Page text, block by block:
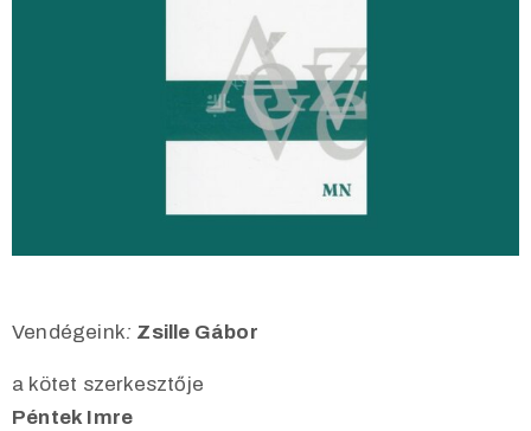
Vendégeink: Zsille Gábor
a kötet szerkesztője
Péntek Imre